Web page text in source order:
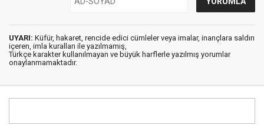
UYARI: Küfür, hakaret, rencide edici cümleler veya imalar, inançlara saldırı
içeren, imla kuralları ile yazılmamış,
Türkçe karakter kullanılmayan ve büyük harflerle yazılmış yorumlar
onaylanmamaktadır.